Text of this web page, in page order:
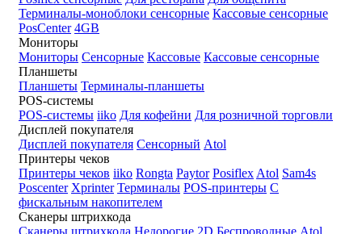
Терминалы-моноблоки сенсорные Кассовые сенсорные
PosCenter 4GB
Мониторы
Мониторы Сенсорные Кассовые Кассовые сенсорные
Планшеты
Планшеты Терминалы-планшеты
POS-системы
POS-системы iiko Для кофейни Для розничной торговли
Дисплей покупателя
Дисплей покупателя Сенсорный Atol
Принтеры чеков
Принтеры чеков iiko Rongta Paytor Posiflex Atol Sam4s
Poscenter Xprinter Терминалы POS-принтеры С
фискальным накопителем
Сканеры штрихкода
Сканеры штрихкода Недорогие 2D Беспроводные Atol